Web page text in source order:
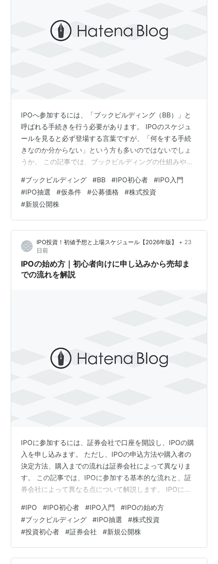
IPOへ参加するには、「ブックビルディング（BB）」と
呼ばれる手続きを行う必要があります。 IPOのスケジュ
ールを見ると必ず登場する言葉ですが、「何をする手続
きなのか分からない」という方も多いのではないでしょ
うか。 この記事では、ブックビルディングの仕組みや役
（BB）とは？ ブックビルディング（Book Building）と
は、投資家がIPO株の購入希望を申告する手続きです。
IPOへ参加するには、ブックビルディング期間中に申し込
みを行う必要があります。 ブックビルディングに申し込
まなければ、IPO株を購入することはできません。 仮条
件とは？ …
#ブックビルディング #BB #IPO初心者 #IPO入門
#IPO抽選 #仮条件 #公募価格 #株式投資
#新規公開株
IPO投資！初値予想と上場スケジュール【2026年版】 • 23
日前
IPOの始め方｜初心者向けに申し込みから売却ま
での流れを解説
IPOに参加するには、証券会社で口座を開設し、IPOの購
入を申し込みます。 ただし、IPOの申込方法や購入者の
決定方法、購入までの流れは証券会社によって異なりま
す。 この記事では、IPOに参加する基本的な流れと、証
券会社によって異なる点について解説します。 IPOに参
券会社の口座を開設する2. ブックビルディング（需要申
告）に申し込む3. 公募価格が決定する4. 証券会社が定め
る方法で購入者が決定する5. 必要な手続きを行う6.上場
後に売却または保有する それぞれ見ていきましょう。 1.
証券会社の口座を開設する IPOへ参加するには…
#IPO #IPO初心者 #IPO入門 #IPOの始め方
#ブックビルディング #IPO抽選 #株式投資
#投資初心者 #証券会社 #新規公開株